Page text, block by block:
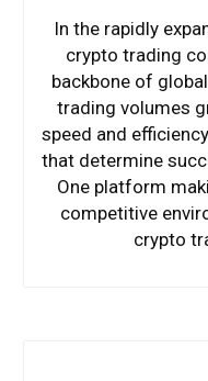
In the rapidly
crypto trading
backbone of
trading volumes
speed and
that determine
One platform
competitive
crypto